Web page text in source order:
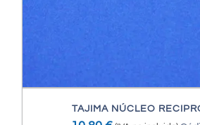
TAJIMA NÚCLEO